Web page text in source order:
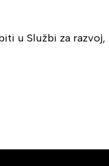
u Službi za